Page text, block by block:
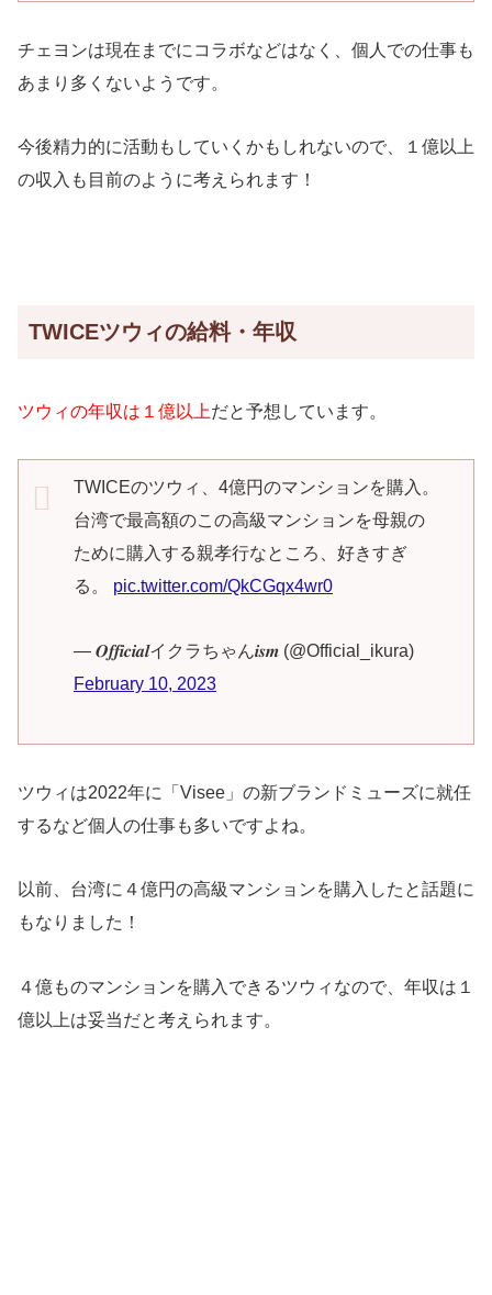
チェヨンは現在までにコラボなどはなく、個人での仕事も
あまり多くないようです。
今後精力的に活動もしていくかもしれないので、１億以上
の収入も目前のように考えられます！
TWICEツウィの給料・年収
ツウィの年収は１億以上だと予想しています。
TWICEのツウィ、4億円のマンションを購入。
台湾で最高額のこの高級マンションを母親の
ために購入する親孝行なところ、好きすぎ
る。 pic.twitter.com/QkCGqx4wr0
— 𝑶𝒇𝒇𝒊𝒄𝒊𝒂𝒍イクラちゃん𝒊𝒔𝒎 (@Official_ikura)
February 10, 2023
ツウィは2022年に「Visee」の新ブランドミューズに就任
するなど個人の仕事も多いですよね。
以前、台湾に４億円の高級マンションを購入したと話題に
もなりました！
４億ものマンションを購入できるツウィなので、年収は１
億以上は妥当だと考えられます。